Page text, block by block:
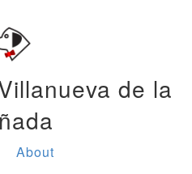
de la
About